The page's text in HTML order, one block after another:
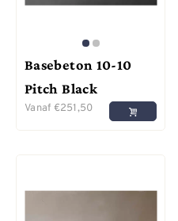
Basebeton 10-10
Pitch Black
Vanaf €251,50